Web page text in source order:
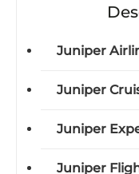
Juniper
Juniper
Juniper
Juniper